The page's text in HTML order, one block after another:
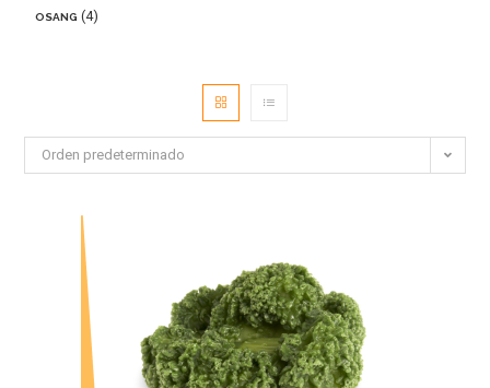
OSANG 4
Orden predeterminado